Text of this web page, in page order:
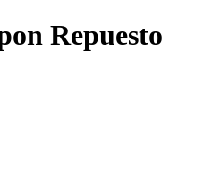
Repuesto